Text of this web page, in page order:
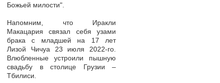
Божьей милости".
Напомним, что Иракли
Макацария связал себя узами
брака с младшей на 17 лет
Лизой Чичуа 23 июля 2022-го.
Влюбленные устроили пышную
свадьбу в столице Грузии –
Тбилиси.